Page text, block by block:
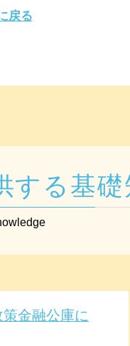
戻る
する基礎
策金融公庫に